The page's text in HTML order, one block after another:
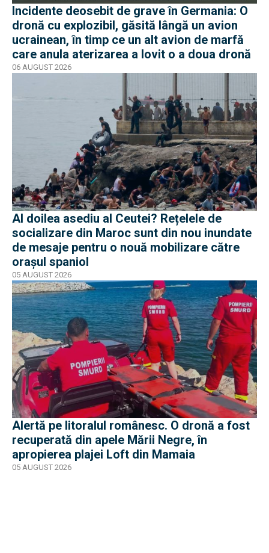
Incidente deosebit de grave în Germania: O
dronă cu explozibil, găsită lângă un avion
ucrainean, în timp ce un alt avion de marfă
care anula aterizarea a lovit o a doua dronă
06 AUGUST 2026
Al doilea asediu al Ceutei? Rețelele de
socializare din Maroc sunt din nou inundate
de mesaje pentru o nouă mobilizare către
orașul spaniol
05 AUGUST 2026
Alertă pe litoralul românesc. O dronă a fost
recuperată din apele Mării Negre, în
apropierea plajei Loft din Mamaia
05 AUGUST 2026